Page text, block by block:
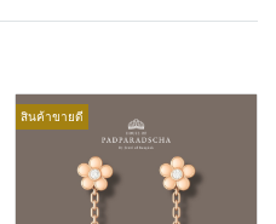
สินค้าขายดี